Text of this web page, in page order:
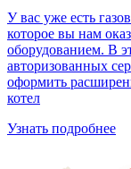
У вас уже есть
которое вы нам
оборудованием. В
авторизованных
оформить
котел
Узнать подробнее